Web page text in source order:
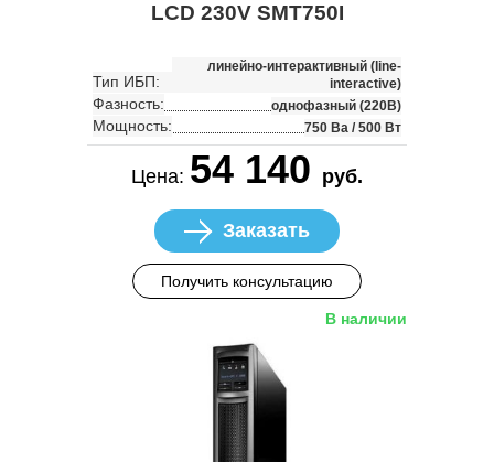
LCD 230V SMT750I
Тип ИБП:
линейно-интерактивный (line-
interactive)
Фазность: однофазный (220В)
Мощность: 750 Ва / 500 Вт
Цена: 54 140 руб.
Заказать
Получить консультацию
В наличии